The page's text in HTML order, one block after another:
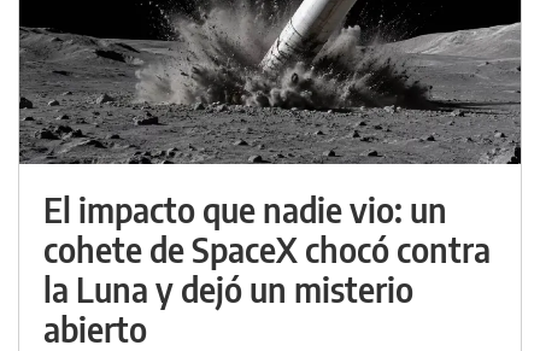
El impacto que nadie vio: un
cohete de SpaceX chocó contra
la Luna y dejó un misterio
abierto